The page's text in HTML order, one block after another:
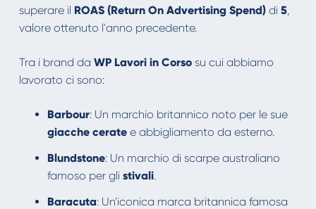
superare il ROAS (Return On Advertising Spend)di 5,
valore ottenuto l'anno precedente.
Tra i brand da WP Lavori in Corsosu cui abbiamo
lavorato ci sono:
Barbour: Un marchio britannico noto per le sue
giacche ceratee abbigliamento da esterno.
Blundstone: Un marchio di scarpe australiano
famoso per gli stivali.
Baracuta: Un'iconica marca britannica famosa